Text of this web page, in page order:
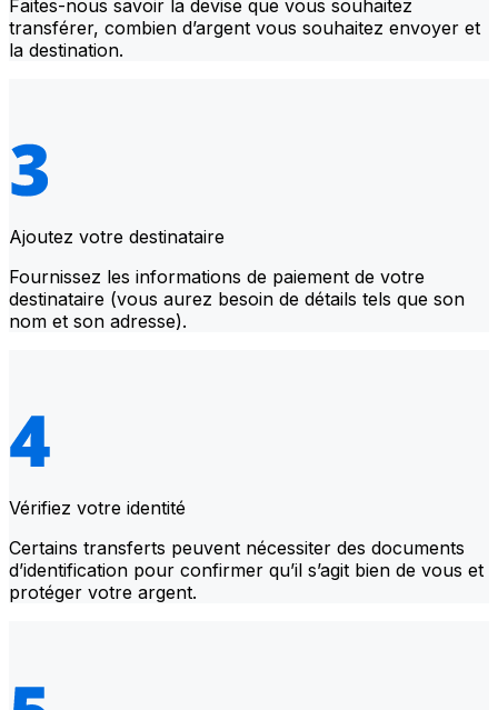
Faites-nous savoir la devise que vous souhaitez
transférer, combien d’argent vous souhaitez envoyer et
la destination.
Ajoutez votre destinataire
Fournissez les informations de paiement de votre
destinataire (vous aurez besoin de détails tels que son
nom et son adresse).
Vérifiez votre identité
Certains transferts peuvent nécessiter des documents
d’identification pour confirmer qu’il s’agit bien de vous et
protéger votre argent.